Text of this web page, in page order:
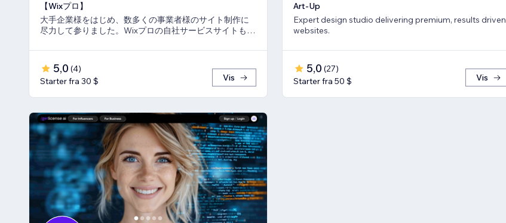
【Wixプロ】
大手企業様をはじめ、数多くの事業者様のサイト制作に
尽力して参りました。Wixプロの自社サービスサイトも多
5,0 (4)
Starter fra 30 $
Vis
Art-Up
Expert design studio delivering premium, results driven
websites.
5,0 (27)
Starter fra 50 $
Vis